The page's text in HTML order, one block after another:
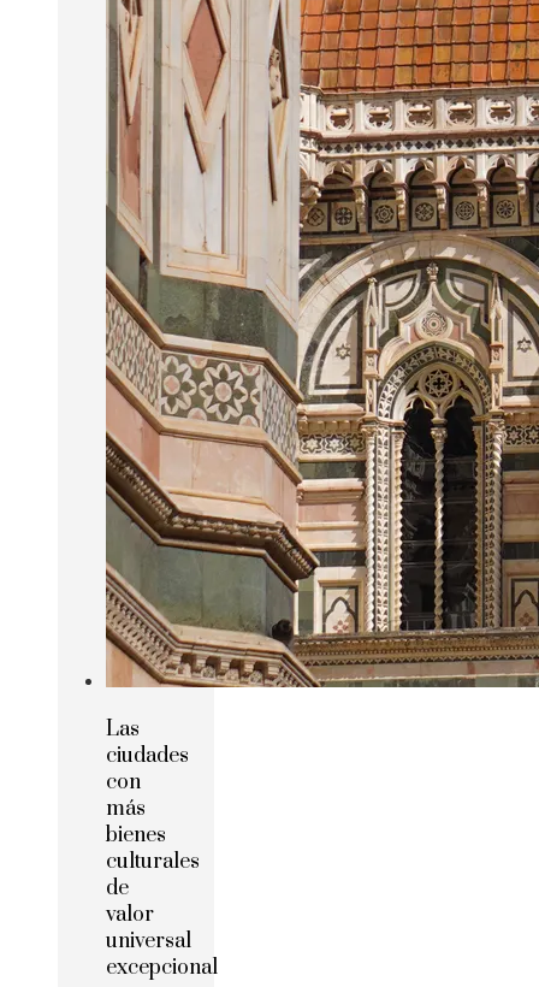
Las
ciudades
con
más
bienes
culturales
de
valor
universal
excepcional